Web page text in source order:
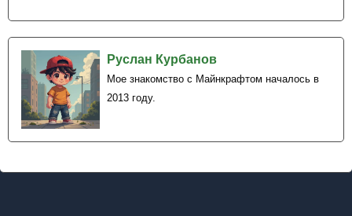
Руслан Курбанов
Мое знакомство с Майнкрафтом началось в
2013 году.